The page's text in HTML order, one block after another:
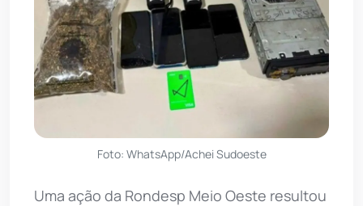
Foto: WhatsApp/Achei Sudoeste
Uma ação da Rondesp Meio Oeste resultou